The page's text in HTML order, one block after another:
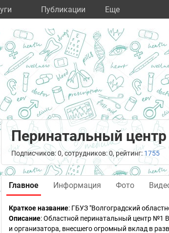
Публикации Eще
Перинатальный центр
Подписчиков: 0, сотрудников: 0, рейтинг: 1755
Главное Информация Фото
Краткое название: ГБУЗ "Волгоградский
Описание: Областной перинатальный центр №1
и организатора, внесшего огромный вклад в